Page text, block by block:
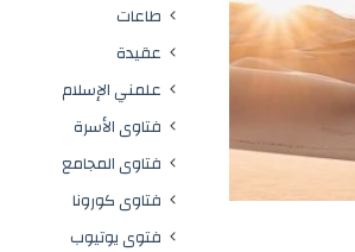
طاعات
عقيدة
علمني الإسلام
فتاوى الأسرة
فتاوى المجامع
فتاوى كورونا
فتوى يوتيوب